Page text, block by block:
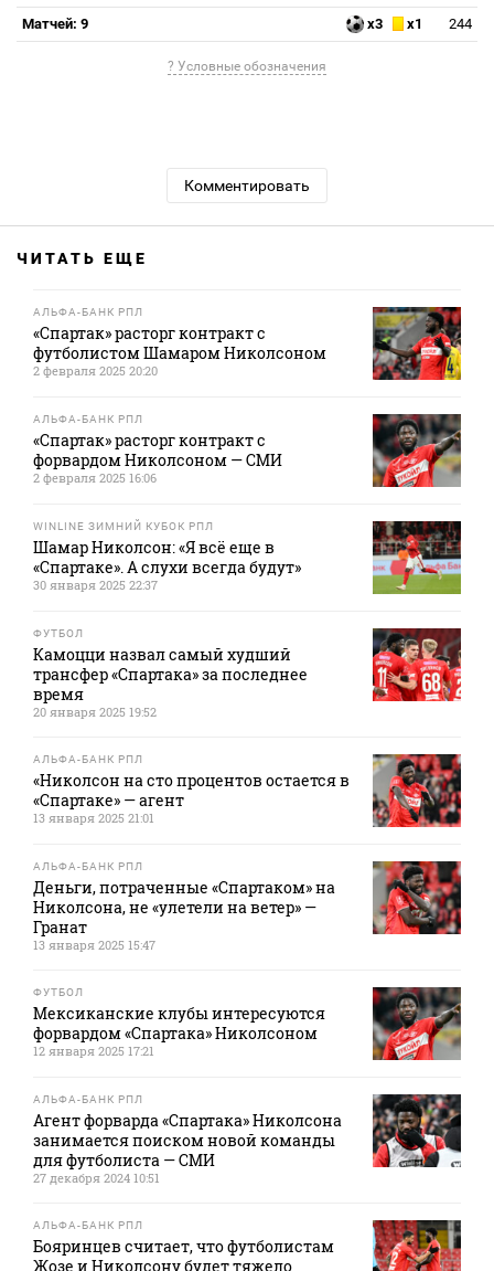
Матчей: 9 x3 x1 244
? Условные обозначения
Комментировать
ЧИТАТЬ ЕЩЕ
АЛЬФА-БАНК РПЛ
«Спартак» расторг контракт с
футболистом Шамаром Николсоном
2 февраля 2025 20:20
АЛЬФА-БАНК РПЛ
«Спартак» расторг контракт с
форвардом Николсоном — СМИ
2 февраля 2025 16:06
WINLINE ЗИМНИЙ КУБОК РПЛ
Шамар Николсон: «Я всё еще в
«Спартаке». А слухи всегда будут»
30 января 2025 22:37
ФУТБОЛ
Камоцци назвал самый худший
трансфер «Спартака» за последнее
время
20 января 2025 19:52
АЛЬФА-БАНК РПЛ
«Николсон на сто процентов остается в
«Спартаке» — агент
13 января 2025 21:01
АЛЬФА-БАНК РПЛ
Деньги, потраченные «Спартаком» на
Николсона, не «улетели на ветер» —
Гранат
13 января 2025 15:47
ФУТБОЛ
Мексиканские клубы интересуются
форвардом «Спартака» Николсоном
12 января 2025 17:21
АЛЬФА-БАНК РПЛ
Агент форварда «Спартака» Николсона
занимается поиском новой команды
для футболиста — СМИ
27 декабря 2024 10:51
АЛЬФА-БАНК РПЛ
Бояринцев считает, что футболистам
Жозе и Николсону будет тяжело